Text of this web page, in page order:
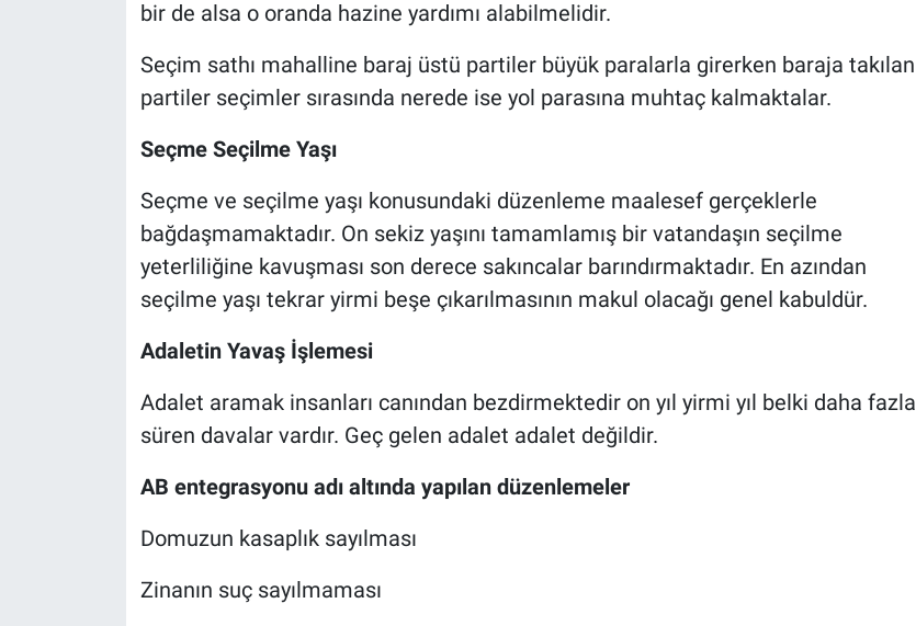
bir de alsa o oranda hazine yardımı alabilmelidir.
Seçim sathı mahalline baraj üstü partiler büyük paralarla girerken baraja takılan
partiler seçimler sırasında nerede ise yol parasına muhtaç kalmaktalar.
Seçme Seçilme Yaşı
Seçme ve seçilme yaşı konusundaki düzenleme maalesef gerçeklerle
bağdaşmamaktadır. On sekiz yaşını tamamlamış bir vatandaşın seçilme
yeterliliğine kavuşması son derece sakıncalar barındırmaktadır. En azından
seçilme yaşı tekrar yirmi beşe çıkarılmasının makul olacağı genel kabuldür.
Adaletin Yavaş İşlemesi
Adalet aramak insanları canından bezdirmektedir on yıl yirmi yıl belki daha fazla
süren davalar vardır. Geç gelen adalet adalet değildir.
AB entegrasyonu adı altında yapılan düzenlemeler
Domuzun kasaplık sayılması
Zinanın suç sayılmaması